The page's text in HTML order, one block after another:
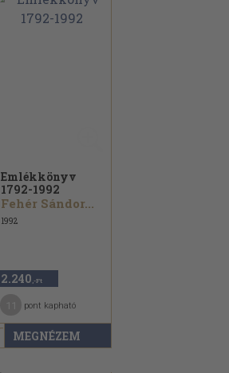
MEGNÉZEM
Emlékkönyv
1792-1992
Fehér Sándor...
1992
2.240 ,-Ft
pont kapható